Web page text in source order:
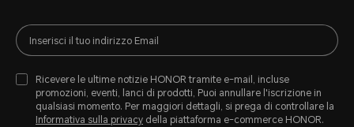
Ricevere le ultime notizie HONOR tramite e-mail, incluse
promozioni, eventi, lanci di prodotti, Puoi annullare l'iscrizione in
qualsiasi momento. Per maggiori dettagli, si prega di controllare la
Informativa sulla privacy della piattaforma e-commerce HONOR.